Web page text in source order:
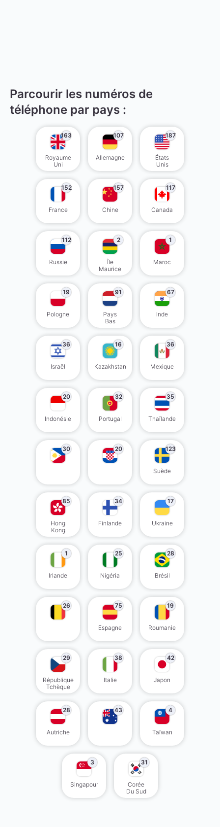
Parcourir les numéros de
téléphone par pays :
163
Royaume
Uni
107
Allemagne
187
États
Unis
152
France
157
Chine
117
Canada
112
Russie
2
Île
Maurice
1
Maroc
19
Pologne
91
Pays
Bas
67
Inde
36
Israël
16
Kazakhstan
36
Mexique
20
Indonésie
32
Portugal
35
Thaïlande
30 20 123
Suède
85
Hong
Kong
34
Finlande
17
Ukraine
1
Irlande
25
Nigéria
28
Brésil
26 75
Espagne
19
Roumanie
29
République
Tchèque
38
Italie
42
Japon
28
Autriche
43 4
Taïwan
3
Singapour
31
Corée
Du Sud